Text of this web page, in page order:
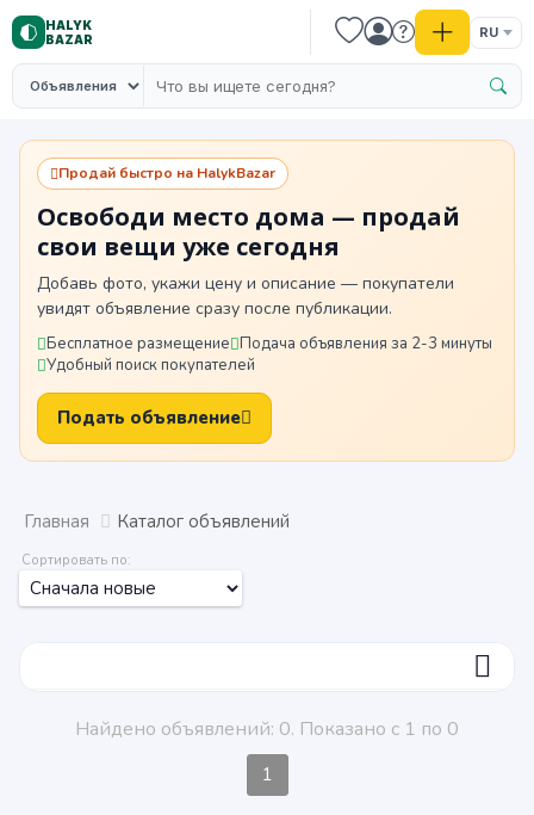
HALYK
BAZAR
RU
Продай быстро на HalykBazar
Освободи место дома — продай
свои вещи уже сегодня
Добавь фото, укажи цену и описание — покупатели
увидят объявление сразу после публикации.
Бесплатное размещение Подача объявления за 2-3 минуты
Удобный поиск покупателей
Подать объявление
Главная Каталог объявлений
Сортировать по:
Найдено объявлений: 0. Показано с 1 по 0
1